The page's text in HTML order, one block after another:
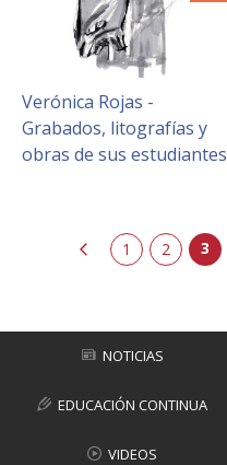
Verónica Rojas -
Grabados, litografías y
obras de sus estudiantes
1 2 3
NOTICIAS
EDUCACIÓN CONTINUA
VIDEOS